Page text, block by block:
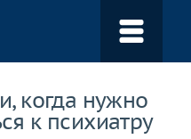
когда нужно
к психиатру